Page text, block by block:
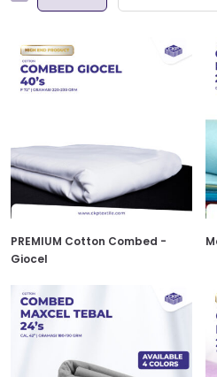
PREMIUM Cotton Combed -
Giocel